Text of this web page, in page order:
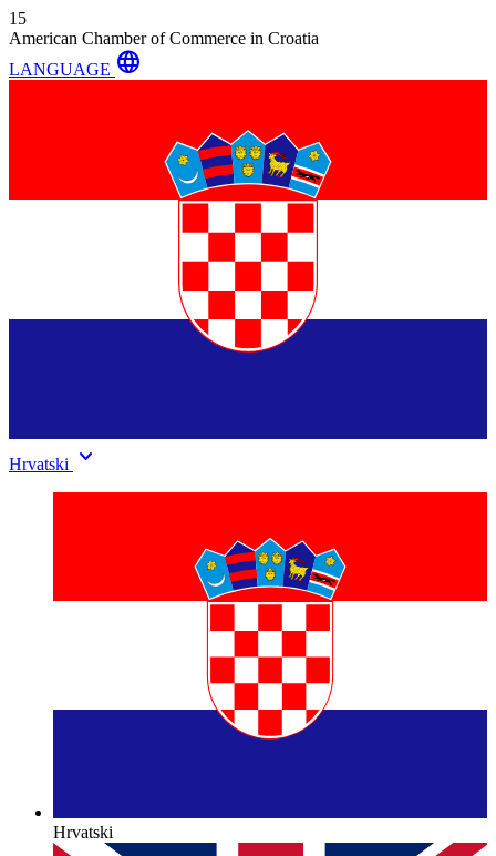
15
American Chamber of Commerce in Croatia
LANGUAGE language
Hrvatski keyboard_arrow_down
Hrvatski